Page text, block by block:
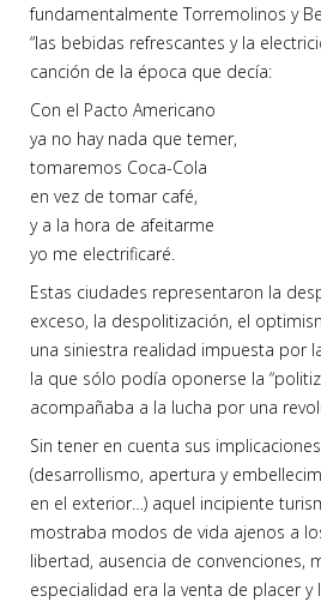
fundamentalmente Torremolinos y
“las bebidas refrescantes y la
canción de la época que decía:
Con el Pacto Americano
ya no hay nada que temer,
tomaremos Coca-Cola
en vez de tomar café,
y a la hora de afeitarme
yo me electrificaré.
Estas ciudades representaron la
exceso, la despolitización, el
una siniestra realidad impuesta por
la que sólo podía oponerse la
acompañaba a la lucha por una
Sin tener en cuenta sus
(desarrollismo, apertura y
en el exterior…) aquel incipiente
mostraba modos de vida ajenos a
libertad, ausencia de convenciones,
especialidad era la venta de placer y